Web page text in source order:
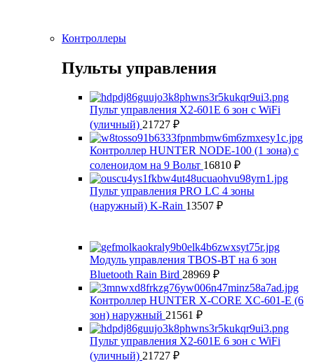
Контроллеры
Пульты управления
Пульт управления X2-601E 6 зон с WiFi
(уличный) 21727 ₽
Контроллер HUNTER NODE-100 (1 зона) с
соленоидом на 9 Вольт 16810 ₽
Пульт управления PRO LC 4 зоны
(наружный) K-Rain 13507 ₽
Модуль управления TBOS-BT на 6 зон
Bluetooth Rain Bird 28969 ₽
Контроллер HUNTER X-CORE XC-601-E (6
зон) наружный 21561 ₽
Пульт управления X2-601E 6 зон с WiFi
(уличный) 21727 ₽